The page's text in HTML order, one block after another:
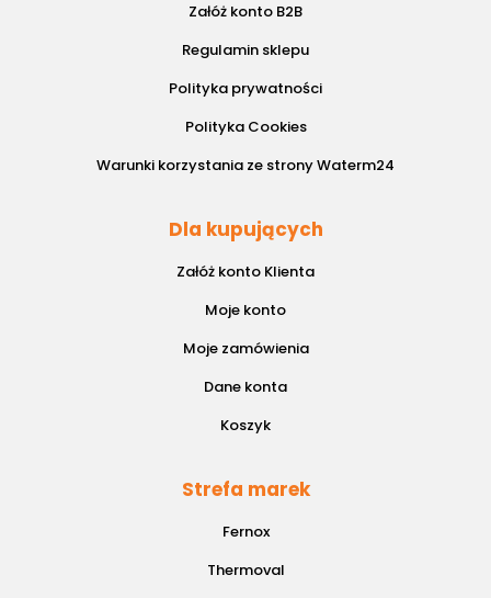
Załóż konto B2B
Regulamin sklepu
Polityka prywatności
Polityka Cookies
Warunki korzystania ze strony Waterm24
Dla kupujących
Załóż konto Klienta
Moje konto
Moje zamówienia
Dane konta
Koszyk
Strefa marek
Fernox
Thermoval